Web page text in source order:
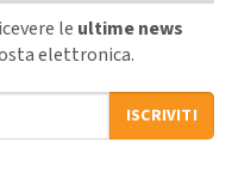
le ultime news
elettronica.
ISCRIVITI